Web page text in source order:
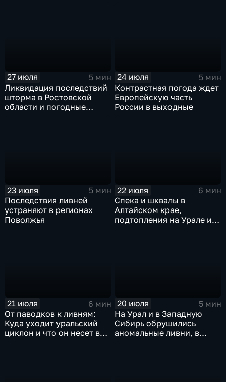
27 июля
5 мин
Ликвидация последствий
шторма в Ростовской
области и погодные
24 июля
5 мин
Контрастная погода ждет
Европейскую часть
России в выходные
23 июля
5 мин
Последствия ливней
устраняют в регионах
Поволжья
22 июля
6 мин
Спека и шквалы в
Алтайском крае,
подтопления на Урале и
21 июля
6 мин
От паводков к ливням:
Куда уходит уральский
циклон и что он несет в
20 июля
5 мин
На Урал и в Западную
Сибирь обрушились
аномальные ливни, в